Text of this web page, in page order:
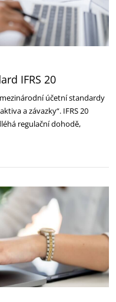
IFRS 20
účetní standardy
a závazky“. IFRS 20
regulační dohodě,